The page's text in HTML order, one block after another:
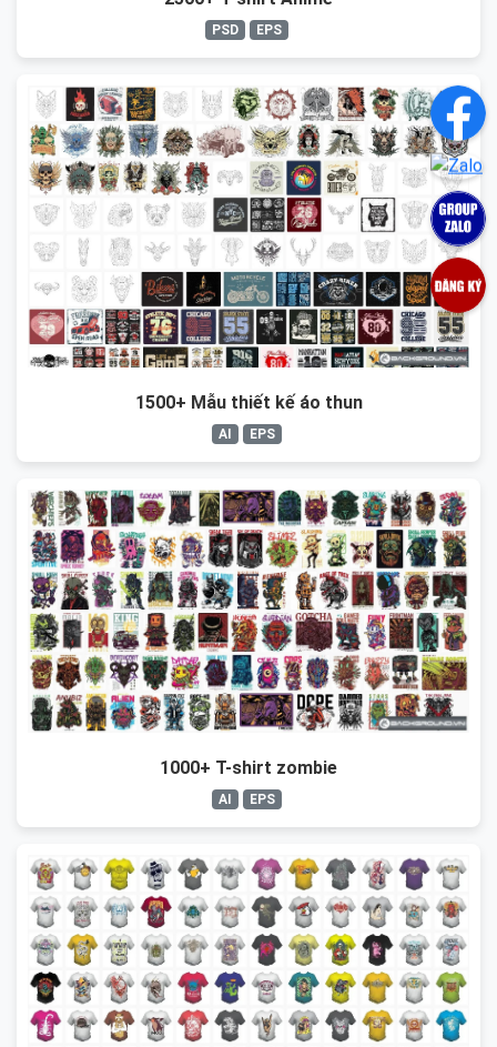
PSD EPS
1500+ Mẫu thiết kế áo thun
AI EPS
1000+ T-shirt zombie
AI EPS